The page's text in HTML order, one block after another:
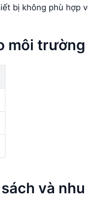
bị không phù hợp
môi
và